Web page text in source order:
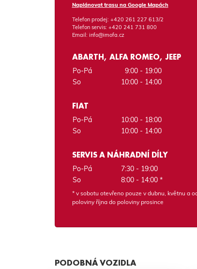
Naplánovat trasu na Google Mapách
Telefon prodej: +420 261 227 613/2
Telefon servis: +420 241 731 800
Email: info@imofa.cz
ABARTH, ALFA ROMEO, JEEP
Po-Pá
9:00 - 19:00
So
10:00 - 14:00
FIAT
Po-Pá
10:00 - 18:00
So
10:00 - 14:00
SERVIS A NÁHRADNÍ DÍLY
Po-Pá
7:30 - 19:00
So
8:00 - 14:00 *
* v sobotu otevřeno pouze v dubnu, květnu a
poloviny října do poloviny prosince
PODOBNÁ VOZIDLA